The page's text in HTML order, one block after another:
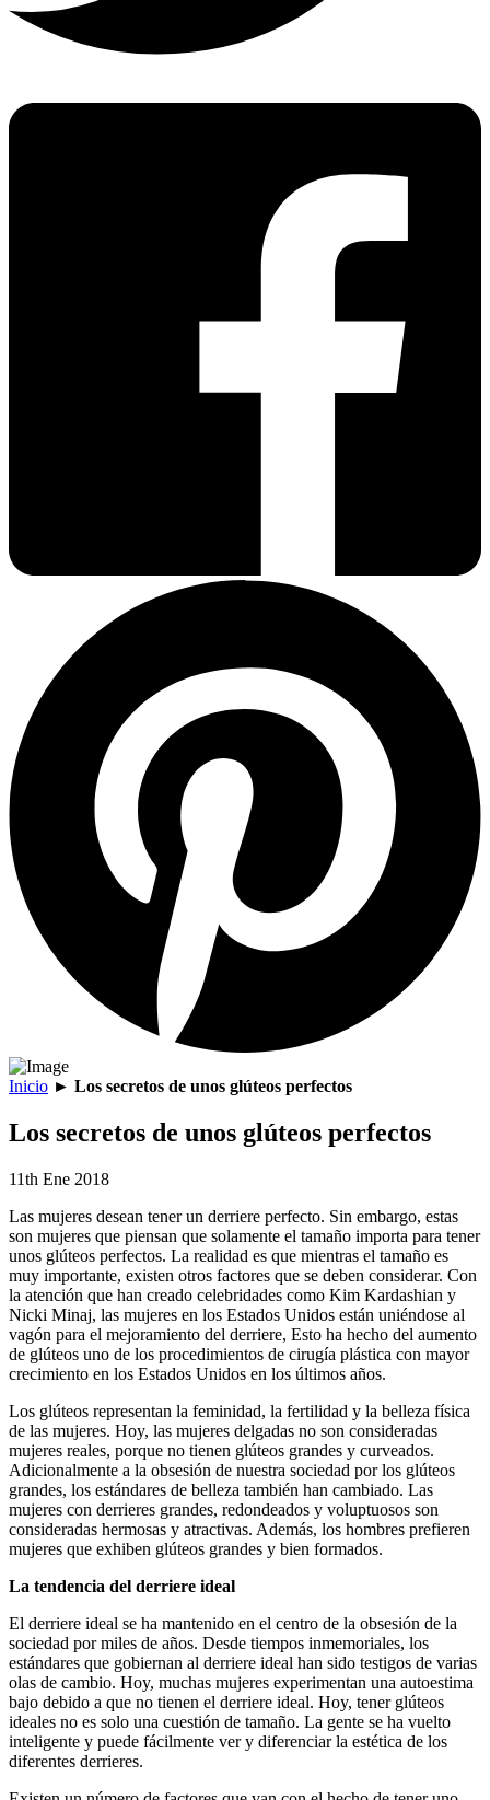
Inicio ► Los secretos de unos glúteos perfectos
Los secretos de unos glúteos perfectos
11th Ene 2018
Las mujeres desean tener un derriere perfecto. Sin embargo, estas
son mujeres que piensan que solamente el tamaño importa para tener
unos glúteos perfectos. La realidad es que mientras el tamaño es
muy importante, existen otros factores que se deben considerar. Con
la atención que han creado celebridades como Kim Kardashian y
Nicki Minaj, las mujeres en los Estados Unidos están uniéndose al
vagón para el mejoramiento del derriere, Esto ha hecho del aumento
de glúteos uno de los procedimientos de cirugía plástica con mayor
crecimiento en los Estados Unidos en los últimos años.
Los glúteos representan la feminidad, la fertilidad y la belleza física
de las mujeres. Hoy, las mujeres delgadas no son consideradas
mujeres reales, porque no tienen glúteos grandes y curveados.
Adicionalmente a la obsesión de nuestra sociedad por los glúteos
grandes, los estándares de belleza también han cambiado. Las
mujeres con derrieres grandes, redondeados y voluptuosos son
consideradas hermosas y atractivas. Además, los hombres prefieren
mujeres que exhiben glúteos grandes y bien formados.
La tendencia del derriere ideal
El derriere ideal se ha mantenido en el centro de la obsesión de la
sociedad por miles de años. Desde tiempos inmemoriales, los
estándares que gobiernan al derriere ideal han sido testigos de varias
olas de cambio. Hoy, muchas mujeres experimentan una autoestima
bajo debido a que no tienen el derriere ideal. Hoy, tener glúteos
ideales no es solo una cuestión de tamaño. La gente se ha vuelto
inteligente y puede fácilmente ver y diferenciar la estética de los
diferentes derrieres.